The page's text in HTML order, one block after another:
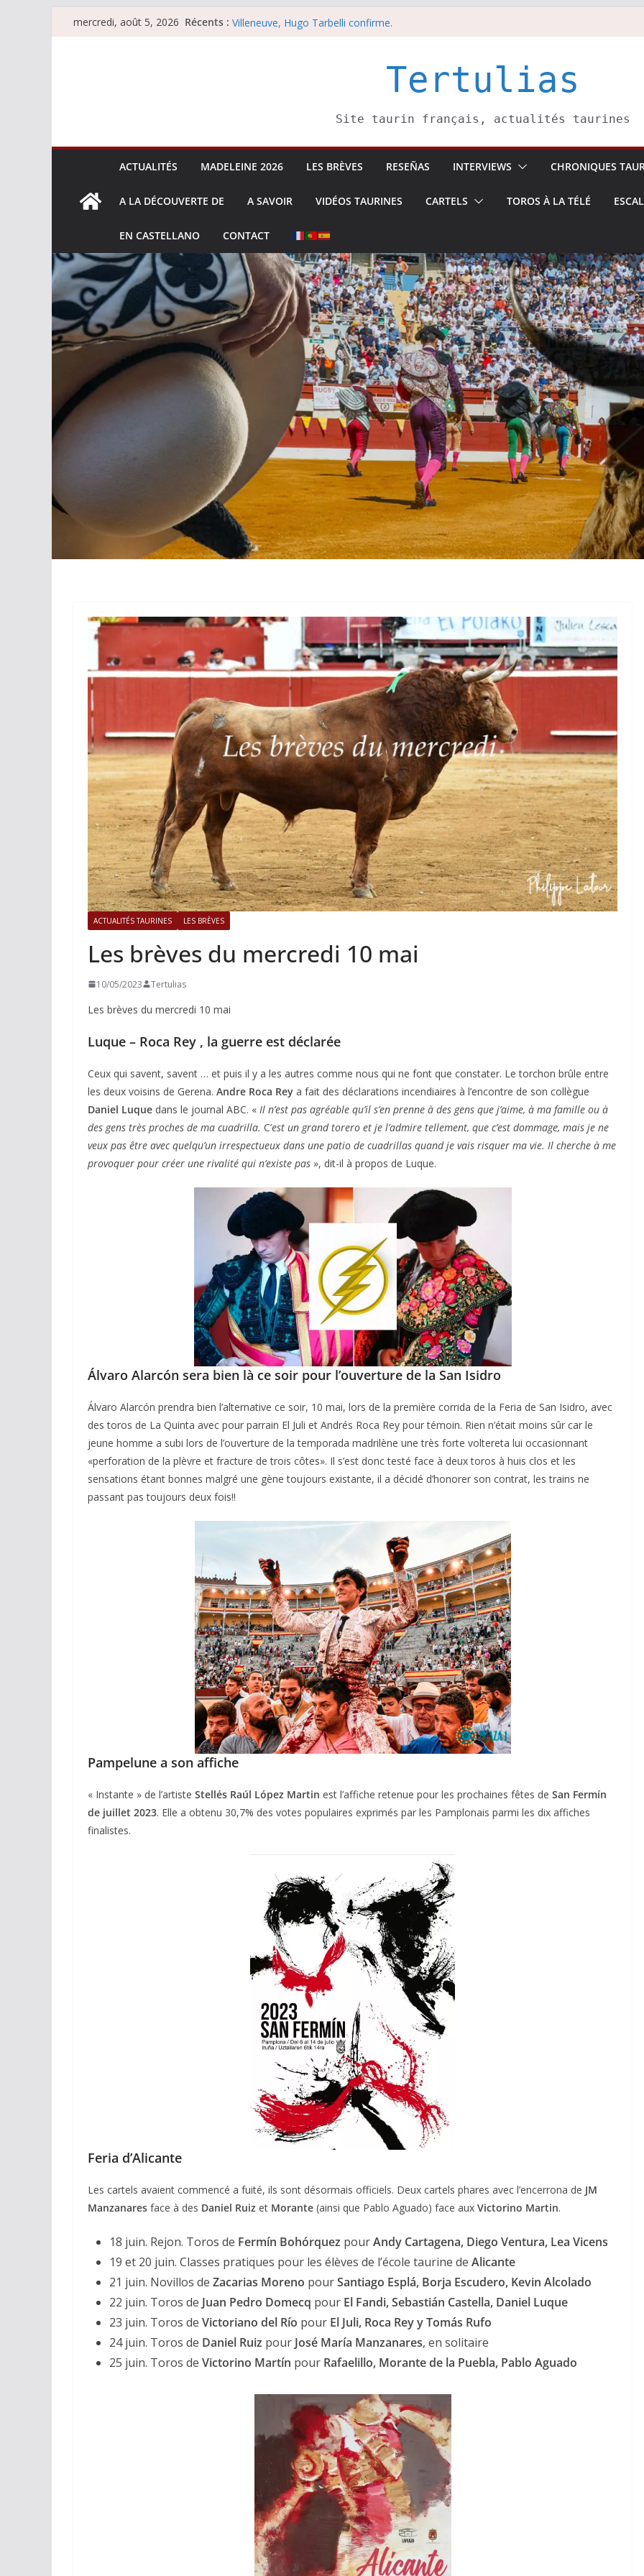
Passermercredi, août 5, 2026 Récents : Les brèves du mercredi 5 août
La Sokamuturra de Pasai DonibaneTertulias
Site taurin français, actualités taurines
ACTUALITÉS MADELEINE 2026 LES BRÈVES RESEÑAS INTERVIEWS CHRONIQUES
A LA DÉCOUVERTE DE A SAVOIR VIDÉOS TAURINES CARTELS TOROS À LA TÉLÉ
EN CASTELLANO CONTACT
ACTUALITÉS TAURINES LES BRÈVES
Les brèves du mercredi 10 mai
10/05/2023 Tertulias
Les brèves du mercredi 10 mai
Luque – Roca Rey , la guerre est déclarée
Ceux qui savent, savent … et puis il y a les autres comme nous qui ne font que constater. Le torchon brûle entre
les deux voisins de Gerena. Andre Roca Rey a fait des déclarations incendiaires à l’encontre de son collègue
Daniel Luque dans le journal ABC. « Il n’est pas agréable qu’il s’en prenne à des gens que j’aime, à ma famille ou à
des gens très proches de ma cuadrilla. C’est un grand torero et je l’admire tellement, que c’est dommage, mais je ne
veux pas être avec quelqu’un irrespectueux dans une patio de cuadrillas quand je vais risquer ma vie. Il cherche à me
provoquer pour créer une rivalité qui n’existe pas », dit-il à propos de Luque.
Álvaro Alarcón sera bien là ce soir pour l’ouverture de la San Isidro
Álvaro Alarcón prendra bien l’alternative ce soir, 10 mai, lors de la première corrida de la Feria de San Isidro, avec
des toros de La Quinta avec pour parrain El Juli et Andrés Roca Rey pour témoin. Rien n’était moins sûr car le
jeune homme a subi lors de l’ouverture de la temporada madrilène une très forte voltereta lui occasionnant
«perforation de la plèvre et fracture de trois côtes». Il s’est donc testé face à deux toros à huis clos et les
sensations étant bonnes malgré une gène toujours existante, il a décidé d’honorer son contrat, les trains ne
passant pas toujours deux fois!!
Pampelune a son affiche
« Instante » de l’artiste Stellés Raúl López Martin est l’affiche retenue pour les prochaines fêtes de San Fermín
de juillet 2023. Elle a obtenu 30,7% des votes populaires exprimés par les Pamplonais parmi les dix affiches
finalistes.
Feria d’Alicante
Les cartels avaient commencé a fuité, ils sont désormais officiels. Deux cartels phares avec l’encerrona de JM
Manzanares face à des Daniel Ruiz et Morante (ainsi que Pablo Aguado) face aux Victorino Martin.
18 juin. Rejon. Toros de Fermín Bohórquez pourAndy Cartagena, Diego Ventura, Lea Vicens
19 et 20 juin. Classes pratiques pour les élèves de l’école taurine de Alicante
21 juin. Novillos de Zacarias Moreno pourSantiago Esplá, Borja Escudero, Kevin Alcolado
22 juin. Toros de Juan Pedro Domecq pour El Fandi, Sebastián Castella, Daniel Luque
23 juin. Toros de Victoriano del Río pour El Juli, Roca Rey y Tomás Rufo
24 juin. Toros de Daniel Ruiz pour José María Manzanares, en solitaire
25 juin. Toros de Victorino Martín pour Rafaelillo, Morante de la Puebla, Pablo Aguado
ACTUALITÉS TAURINES
Istres, l’ouverture en
photos
19/06/2026 Tertulias
: le
immobile
ACTUALITÉS TAURINES
CHRONIQUES TAURINES 2026
Madrid, reprends-toi !
ACTUALITÉS TAURINES
CHRONIQUES TAURINES 2026
Madrid, les nouveaux
inquisiteurs